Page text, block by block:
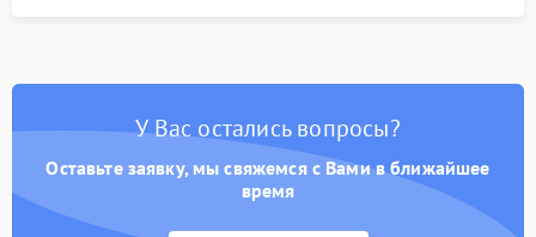
У Вас остались вопросы?
Оставьте заявку, мы свяжемся с Вами в ближайшее
время